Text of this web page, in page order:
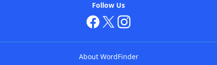
Follow Us
About WordFinder